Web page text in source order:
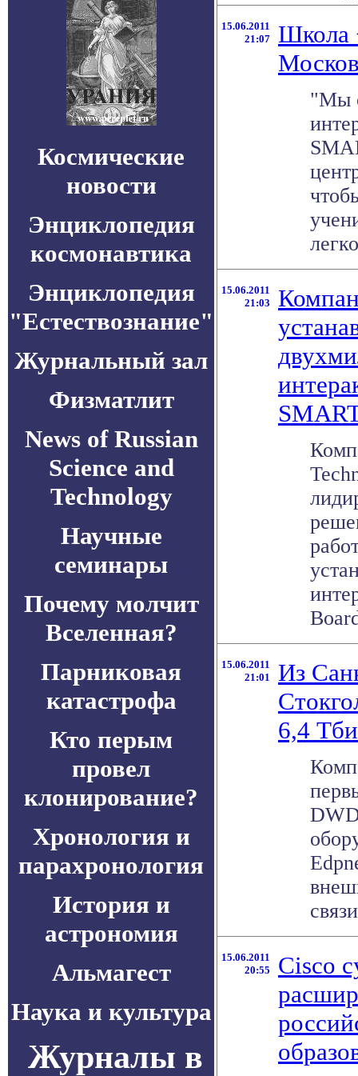
Космические
новости
Энциклопедия
космонавтика
Энциклопедия
"Естествознание"
Журнальный зал
Физматлит
News of Russian
Science and
Technology
Научные
семинары
Почему молчит
Вселенная?
Парниковая
катастрофа
Кто перым
провел
клонирование?
Хронология и
парахронология
История и
астрономия
Альмагест
Наука и культура
Журналы в
15.06.2011
21:07
Школа
"Мы
15.06.2011
21:03
15.06.2011
21:01
Из
6,4
15.06.2011
20:55
Cisco